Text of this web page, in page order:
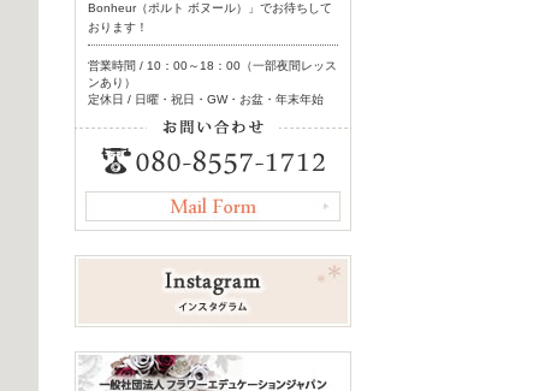
Bonheur（ポルト ボヌール）」でお待ちして
おります！
営業時間 / 10：00～18：00（一部夜間レッス
ンあり）
定休日 / 日曜・祝日・GW・お盆・年末年始